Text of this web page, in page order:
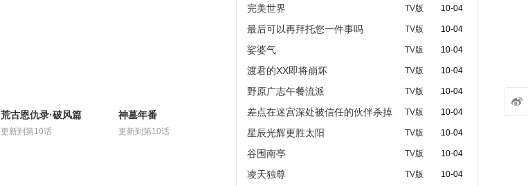
荒古恩仇录·破风篇
更新到第10话
神墓年番
更新到第10话
10-04
完美世界 TV版
10-04
最后可以再拜托您一件事吗 TV版
10-04
娑婆气 TV版
10-04
渡君的XX即将崩坏 TV版
10-04
野原广志午餐流派 TV版
10-04
差点在迷宫深处被信任的伙伴杀掉 TV版
10-04
星辰光辉更胜太阳 TV版
10-04
谷围南亭 TV版
10-04
凌天独尊 TV版
